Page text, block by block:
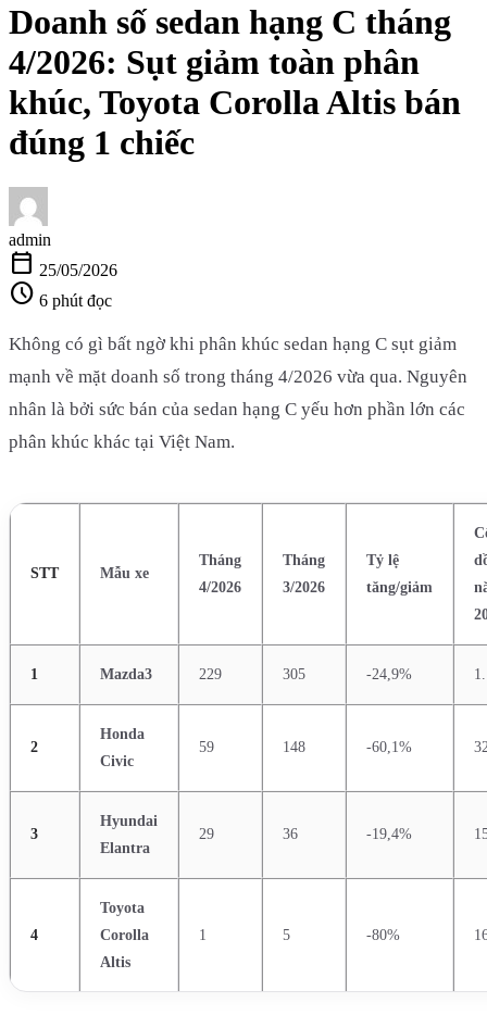
Doanh số sedan hạng C tháng
4/2026: Sụt giảm toàn phân
khúc, Toyota Corolla Altis bán
đúng 1 chiếc
admin
calendar_today 25/05/2026
schedule 6 phút đọc
Không có gì bất ngờ khi phân khúc sedan hạng C sụt giảm
mạnh về mặt doanh số trong tháng 4/2026 vừa qua. Nguyên
nhân là bởi sức bán của sedan hạng C yếu hơn phần lớn các
phân khúc khác tại Việt Nam.
STT Mẫu xe
Tháng
4/2026
Tháng
3/2026
Tỷ lệ
tăng/giảm
1 Mazda3 229 305 -24,9%
2
Honda
Civic
59 148 -60,1%
3
Hyundai
Elantra
29 36 -19,4%
4
Toyota
Corolla
Altis
1 5 -80%